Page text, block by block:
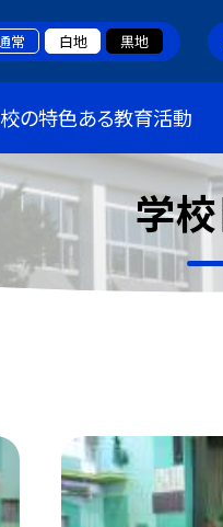
常 白地 黒地
の特色ある教育活動
学